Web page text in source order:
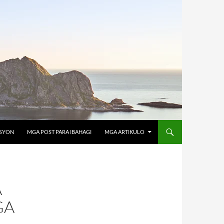
MGA POST PARA IBAHAGI MGA ARTIKULO